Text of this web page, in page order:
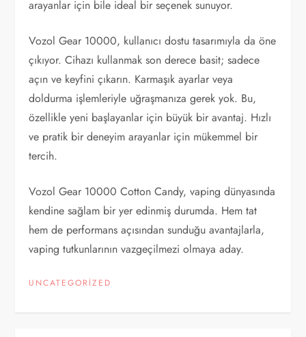
arayanlar için bile ideal bir seçenek sunuyor.
Vozol Gear 10000, kullanıcı dostu tasarımıyla da öne
çıkıyor. Cihazı kullanmak son derece basit; sadece
açın ve keyfini çıkarın. Karmaşık ayarlar veya
doldurma işlemleriyle uğraşmanıza gerek yok. Bu,
özellikle yeni başlayanlar için büyük bir avantaj. Hızlı
ve pratik bir deneyim arayanlar için mükemmel bir
tercih.
Vozol Gear 10000 Cotton Candy, vaping dünyasında
kendine sağlam bir yer edinmiş durumda. Hem tat
hem de performans açısından sunduğu avantajlarla,
vaping tutkunlarının vazgeçilmezi olmaya aday.
UNCATEGORIZED